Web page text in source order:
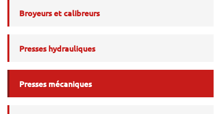
Broyeurs et calibreurs
Presses hydrauliques
Presses mécaniques